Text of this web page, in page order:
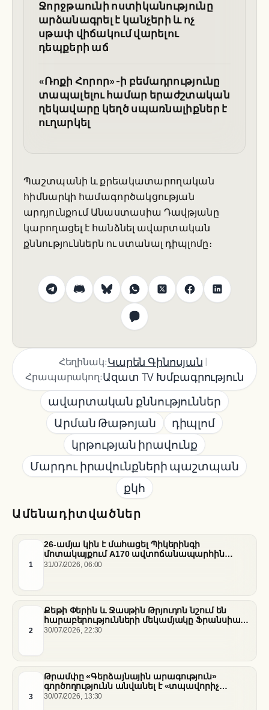
Ամենադիտվածներ
1
26-ամյա կին է մահացել Պիկերինգի
մոտակայքում A170 ավտոճանապարհին
տեղի ունեցած վթարի հետևանքով
31/07/2026, 06:00
2
Քեթի Փերին և Ջասթին Թրյուդոն նշում են
հարաբերությունների մեկամյակը Ֆրանսիայի
հարավում
30/07/2026, 22:30
3
Թրամփը «Գերձայնային արագություն»
գործողությունն անվանել է «տպավորիչ
հաջողություն» Սենատում Ֆաուչիի լսումների
30/07/2026, 13:30
Ջորջթաունի ոստիկանությունը
արձանագրել է կանչերի և ոչ
սթափ վիճակում վարելու
դեպքերի աճ
«Ռոքի Հորոր»-ի բեմադրությունը
տապալելու համար երաժշտական
ղեկավարը կեղծ սպառնալիքներ է
ուղարկել
Պաշտպանի և քրեակատարողական
հիմնարկի համագործակցության
արդյունքում Անաստասիա Դավթյանը
կարողացել է հանձնել ավարտական
քննություններն ու ստանալ դիպլոմը։
Հեղինակ:Կարեն Գինոսյան |
Հրապարակող:Ազատ TV Խմբագրություն
ավարտական քննություններ
Արման Թաթոյան
դիպլոմ
կրթության իրավունք
Մարդու իրավունքների պաշտպան
քկհ